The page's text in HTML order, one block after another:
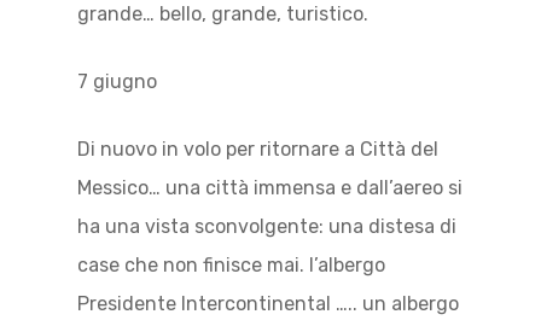
grande… bello, grande, turistico.
7 giugno
Di nuovo in volo per ritornare a Città del
Messico… una città immensa e dall’aereo si
ha una vista sconvolgente: una distesa di
case che non finisce mai. l’albergo
Presidente Intercontinental ….. un albergo